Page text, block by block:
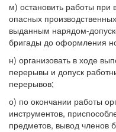
м) остановить работы
опасных
выданным нарядом-
бригады до оформления
н) организовать в ходе
перерывы и допуск
перерывов;
о) по окончании работы
инструментов,
предметов, вывод членов